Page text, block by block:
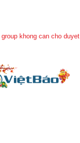
khong can cho duyet